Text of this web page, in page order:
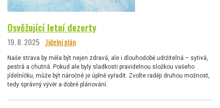
Osvěžující letní dezerty
19. 8. 2025 Jídelní plán
Naše strava by měla být nejen zdravá, ale i dlouhodobě udržitelná – sytivá,
pestrá a chutná. Pokud ale byly sladkosti pravidelnou složkou vašeho
jídelníčku, může být náročné je úplně vyřadit. Zvolte raději druhou možnost,
tedy správný vývěr a dobré plánování.